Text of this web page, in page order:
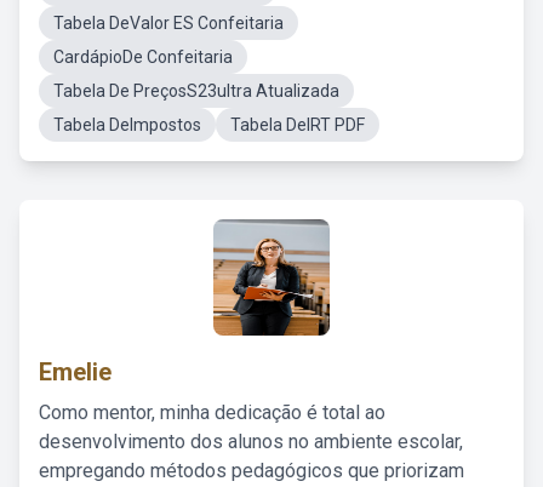
Tabela DeValor ES Confeitaria
CardápioDe Confeitaria
Tabela De PreçosS23ultra Atualizada
Tabela DeImpostos
Tabela DeIRT PDF
Emelie
Como mentor, minha dedicação é total ao
desenvolvimento dos alunos no ambiente escolar,
empregando métodos pedagógicos que priorizam